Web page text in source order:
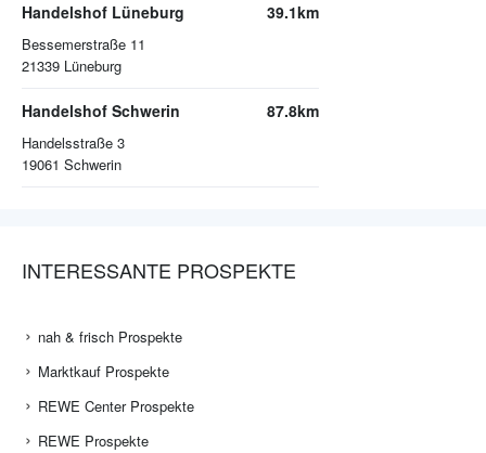
Handelshof Lüneburg
Bessemerstraße 11
21339 Lüneburg
39.1km
Handelshof Schwerin
Handelsstraße 3
19061 Schwerin
87.8km
INTERESSANTE PROSPEKTE
nah & frisch Prospekte
Marktkauf Prospekte
REWE Center Prospekte
REWE Prospekte